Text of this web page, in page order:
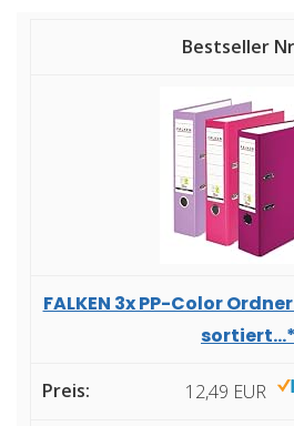
FALKEN 3x PP-Color
sortiert...*
12,49 EUR